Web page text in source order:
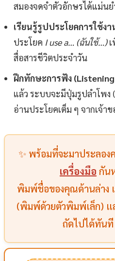
สมองจดจำตัวอักษรได้แม่นย
เรียนรู้รูปประโยคการใช้งา
ประโยค I use a… (ฉันใช้…)เ
สื่อสารชีวิตประจำวัน
ฝึกทักษะการฟัง
แล้ว ระบบจะมีปุ่มรูปลำโพง
อ่านประโยคเต็ม ๆ จากเจ้า
✨ พร้อมที่จะมาประลอง
เครื่องมือ กัน
พิมพ์ชื่อของคุณด้านล่าง
(พิมพ์ด้วยตัวพิมพ์เล็ก) แ
ถัดไปได้ทันที